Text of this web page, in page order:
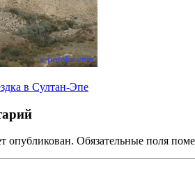
в Султан-Эпе
опубликован. Обязательные поля